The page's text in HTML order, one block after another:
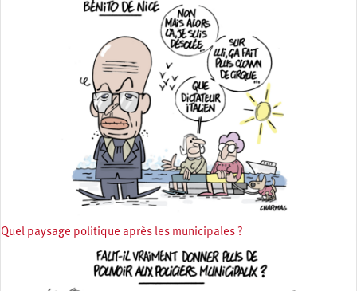
Quel paysage politique après les municipales ?